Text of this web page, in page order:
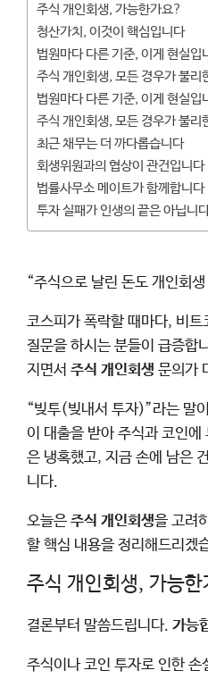
주식 개인회생, 가능한가요?
청산가치, 이것이 핵심입니다
법원마다 다른 기준, 이게 현실입
주식 개인회생, 모든 경우가 불리
법원마다 다른 기준, 이게 현실입
주식 개인회생, 모든 경우가 불리
최근 채무는 더 까다롭습니다
회생위원과의 협상이 관건입니다
법률사무소 메이트가 함께합니다
투자 실패가 인생의 끝은 아닙니
“주식으로 날린 돈도 개인회
코스피가 폭락할 때마다, 비트
질문을 하시는 분들이 급증합
지면서 주식 개인회생 문의가
“빚투(빚내서 투자)”라는 말
이 대출을 받아 주식과 코인
은 냉혹했고, 지금 손에 남은
니다.
오늘은 주식 개인회생을 고려
할 핵심 내용을 정리해드리겠
주식 개인회생, 가능한
결론부터 말씀드립니다. 가능
주식이나 코인 투자로 인한 손